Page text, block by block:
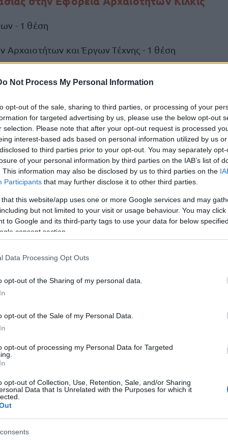
Not Process My Personal Information
opt-out of the sale, sharing to third parties, or processing of your
for targeted advertising by us, please use the below opt-out
selection. Please note that after your opt-out request is processed
interest-based ads based on personal information utilized by us
to third parties prior to your opt-out. You may separately
of your personal information by third parties on the IAB’s list of
This information may also be disclosed by us to third parties on the
Participants that may further disclose it to other third parties.
that this website/app uses one or more Google services and may
but not limited to your visit or usage behaviour. You may
to Google and its third-party tags to use your data for below
consent section.
Data Processing Opt Outs
opt-out of the Sharing of my personal data.
opt-out of the Sale of my Personal Data.
opt-out of processing my Personal Data for Targeted
opt-out of Collection, Use, Retention, Sale, and/or Sharing
Data that Is Unrelated with the Purposes for which it
- 1 θέση
Αρχαιοτήτων και Έργων Τέχνης - 1 θέση
αιτήσεων συμμετοχής
καλούνται να συμπληρώσουν τηναίτηση και να
με ηλεκτρονικό τρόπο, μέσω μηνύματος
διεύθυνσηefakil@culture.gr (τηλ. επικοινωνίας:
εντός αποκλειστικής προθεσμίας10
επομένη της καταχώρισης στο διαδικτυακό κόμβο
και τουΥΠΠΟΑκαι της ανάρτησης της
από 23 Ιανουαρίου 2025 έως 1
την προκήρυξη,ΕΔΩ.
Αγγλικών σε μόνο 2 ημέρες στα
η πιο Εύκολη Πιστοποίηση
όλες τις σημαντικές ειδήσεις.
proson.gr στα αποτελέσματα αναζήτησης